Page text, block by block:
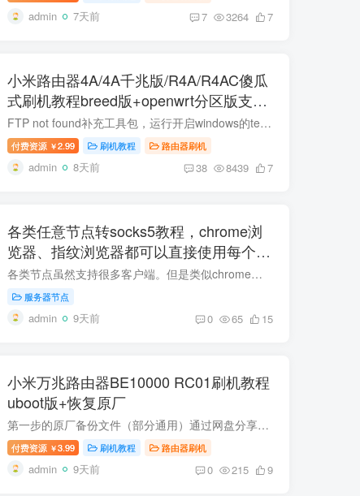
admin 7天前 7 3264 7
小米路由器4A/4A千兆版/R4A/R4AC傻瓜
式刷机教程breed版+openwrt分区版支持
V1V2+恢复原厂教程
FTP not found补充工具包，运行开启windows的telnet功能即可。https://wwbtk.lanzouq.com/iMg5g3o7pp2h 视频重制了，工具包也更新了，不会出现个别的无限重启。 两种刷机方式！推荐使用openwrt...
付费资源 ￥2.99 刷机教程 路由器刷机
admin 8天前 38 8439 7
各类任意节点转socks5教程，chrome浏
览器、指纹浏览器都可以直接使用每个窗
口一个独立海外原生IP
各类节点虽然支持很多客户端。但是类似chrome浏览器、各种指纹浏览器只支持 Socks5和http代理。本教程可以让你的浏览器每个窗口一个独立原生海外IP。 需要工具：v2rayn,节点转换工具 第一种airp...
服务器节点
admin 9天前 0 65 15
小米万兆路由器BE10000 RC01刷机教程
uboot版+恢复原厂
第一步的原厂备份文件（部分通用）通过网盘分享的文件：xiaomi-be10000-backups.rar链接: https://pan.baidu.com/s/1RKB1JUyypzgExdh4xg7A_A 提取码: 8kuv 项目规格参数产品型号小米万兆路由器 ...
付费资源 ￥3.99 刷机教程 路由器刷机
admin 9天前 0 215 9